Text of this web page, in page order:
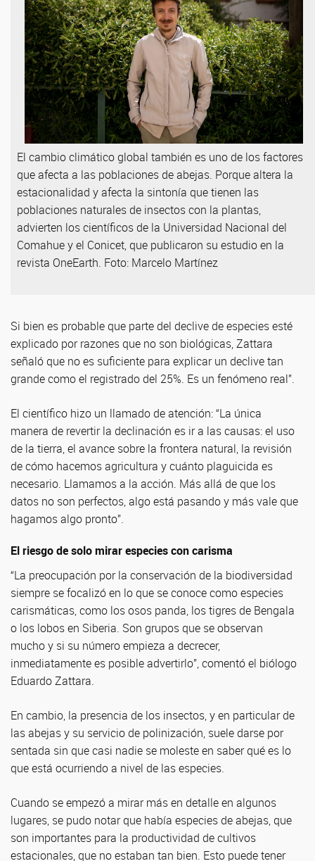
El cambio climático global también es uno de los factores
que afecta a las poblaciones de abejas. Porque altera la
estacionalidad y afecta la sintonía que tienen las
poblaciones naturales de insectos con la plantas,
advierten los científicos de la Universidad Nacional del
Comahue y el Conicet, que publicaron su estudio en la
revista OneEarth. Foto: Marcelo Martínez
Si bien es probable que parte del declive de especies esté
explicado por razones que no son biológicas, Zattara
señaló que no es suficiente para explicar un declive tan
grande como el registrado del 25%. Es un fenómeno real”.
El científico hizo un llamado de atención: “La única
manera de revertir la declinación es ir a las causas: el uso
de la tierra, el avance sobre la frontera natural, la revisión
de cómo hacemos agricultura y cuánto plaguicida es
necesario. Llamamos a la acción. Más allá de que los
datos no son perfectos, algo está pasando y más vale que
hagamos algo pronto”.
El riesgo de solo mirar especies con carisma
“La preocupación por la conservación de la biodiversidad
siempre se focalizó en lo que se conoce como especies
carismáticas, como los osos panda, los tigres de Bengala
o los lobos en Siberia. Son grupos que se observan
mucho y si su número empieza a decrecer,
inmediatamente es posible advertirlo”, comentó el biólogo
Eduardo Zattara.
En cambio, la presencia de los insectos, y en particular de
las abejas y su servicio de polinización, suele darse por
sentada sin que casi nadie se moleste en saber qué es lo
que está ocurriendo a nivel de las especies.
Cuando se empezó a mirar más en detalle en algunos
lugares, se pudo notar que había especies de abejas, que
son importantes para la productividad de cultivos
estacionales, que no estaban tan bien. Esto puede tener